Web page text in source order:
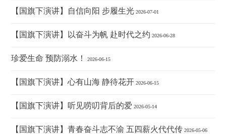
【国旗下演讲】自信向阳 步履生光 2026-07-01
【国旗下演讲】以奋斗为帆 赴时代之约 2026-06-28
珍爱生命 预防溺水！ 2026-06-15
【国旗下演讲】心有山海 静待花开 2026-06-15
【国旗下演讲】听见唠叨背后的爱 2026-05-14
【国旗下演讲】青春奋斗志不渝 五四薪火代代传 2026-05-06